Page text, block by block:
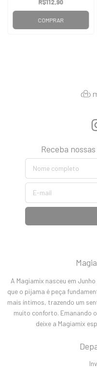
R$112,90
COMPRAR
Receba
A Magiamix nasceu em
que o pijama é peça
mais íntimos, trazendo um
muito conforto. Emanando
deixe a Magiamix